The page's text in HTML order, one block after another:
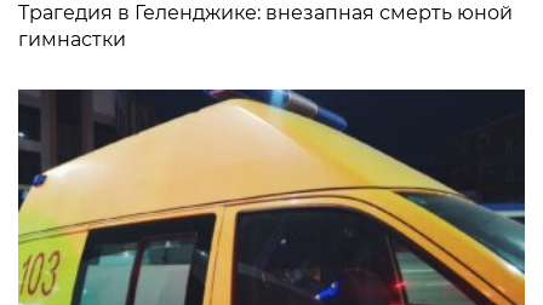
Трагедия в Геленджике: внезапная смерть юной
гимнастки